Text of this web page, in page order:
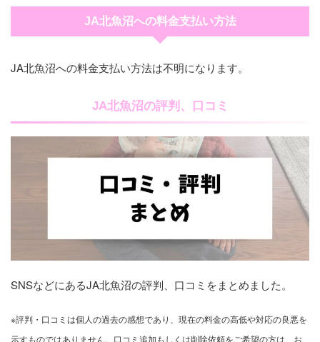
JA北魚沼への料金支払い方法
JA北魚沼への料金支払い方法は不明になります。
JA北魚沼の評判、口コミ
SNSなどにあるJA北魚沼の評判、口コミをまとめました。
※評判・口コミは個人の過去の感想であり、現在の料金の高低や対応の良悪を
示すものではありません。口コミ追加もしくは削除依頼をご希望の方は、お